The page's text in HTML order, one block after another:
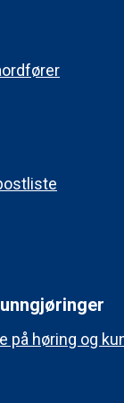
på høring og